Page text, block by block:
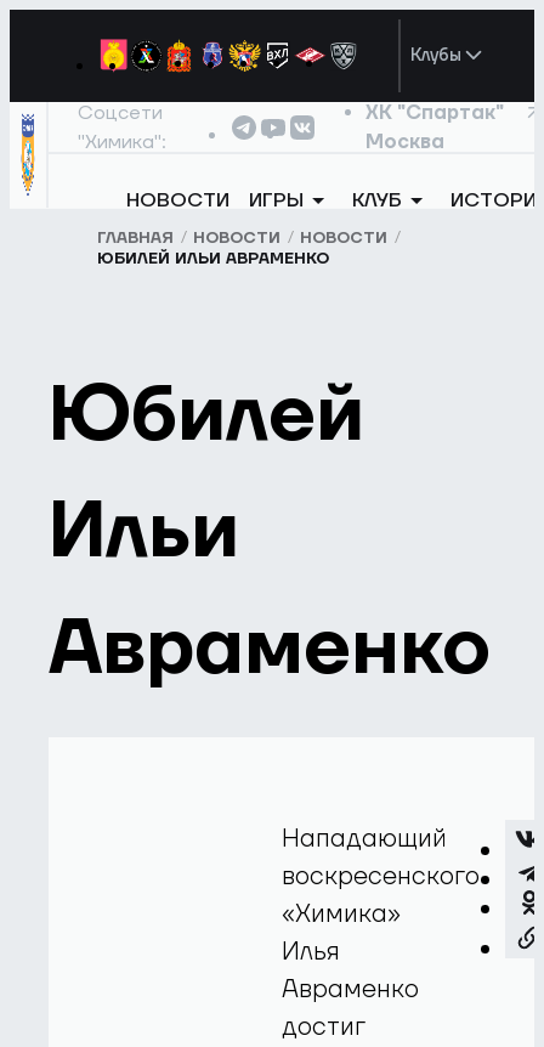
Клубы
Соцсети
"Химика":
ХК "Спартак"
Москва
НОВОСТИ ИГРЫ КЛУБ
ГЛАВНАЯ НОВОСТИ
НОВОСТИ
ЮБИЛЕЙ ИЛЬИ АВРАМЕНКО
Юбилей
Ильи
Авраменко
Нападающий
воскресенского
«Химика»
Илья
Авраменко
достиг